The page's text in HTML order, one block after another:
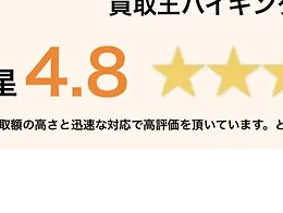
バンドソー 買取 相生市｜姫
路の買取専門店